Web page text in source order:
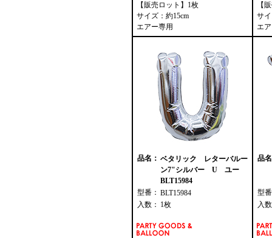
【販売ロット】1枚
サイズ：約15cm
エアー専用
【
サ
エ
品名： ベタリック レターバルー
ン7"シルバー U ユー
BLT15984
型番： BLT15984
入数： 1枚
品
型
入